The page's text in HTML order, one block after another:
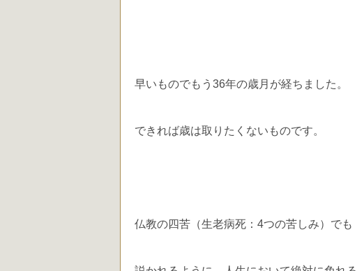
早いものでもう36年の歳月が経ちました。
できれば歳は取りたくないものです。
仏教の四苦（生老病死：4つの苦しみ）でも